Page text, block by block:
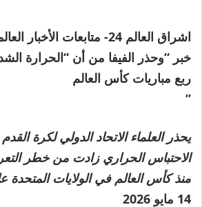
اشراق العالم 24- متابعات
خبر “وحذر الفيفا من أن “الحرارة
ربع مباريات كأس العالم
”
يحذر العلماء الاتحاد الدولي لكرة
الاحتباس الحراري زادت من خطر
منذ كأس العالم في الولايات المتحدة عام
نُشرت
14 مايو 2026